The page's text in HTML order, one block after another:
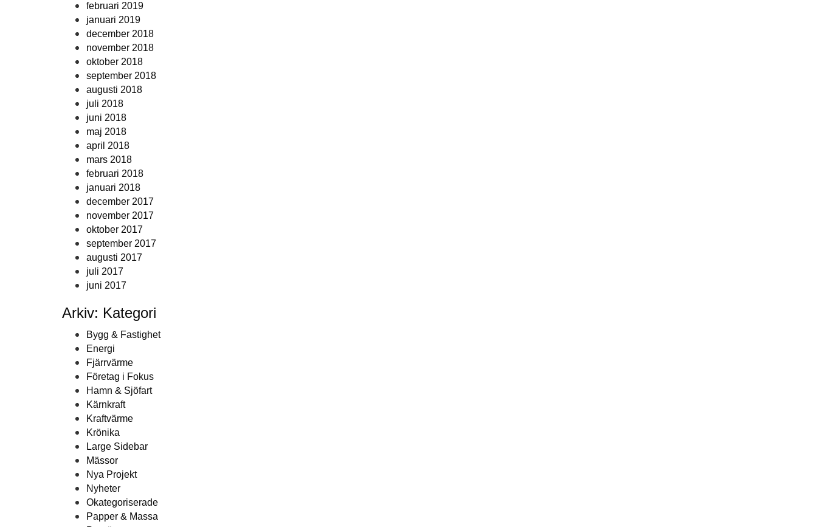
februari 2019
januari 2019
december 2018
november 2018
oktober 2018
september 2018
augusti 2018
juli 2018
juni 2018
maj 2018
april 2018
mars 2018
februari 2018
januari 2018
december 2017
november 2017
oktober 2017
september 2017
augusti 2017
juli 2017
juni 2017
Arkiv: Kategori
Bygg & Fastighet
Energi
Fjärrvärme
Företag i Fokus
Hamn & Sjöfart
Kärnkraft
Kraftvärme
Krönika
Large Sidebar
Mässor
Nya Projekt
Nyheter
Okategoriserade
Papper & Massa